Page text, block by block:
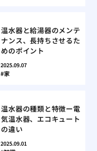
温水器と給湯器のメンテ
ナンス、長持ちさせるた
めのポイント
2025.09.07
家
温水器の種類と特徴ー電
気温水器、エコキュート
の違い
2025.09.01